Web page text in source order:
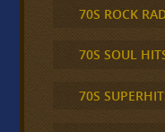
70S ROCK
70S SOUL
70S